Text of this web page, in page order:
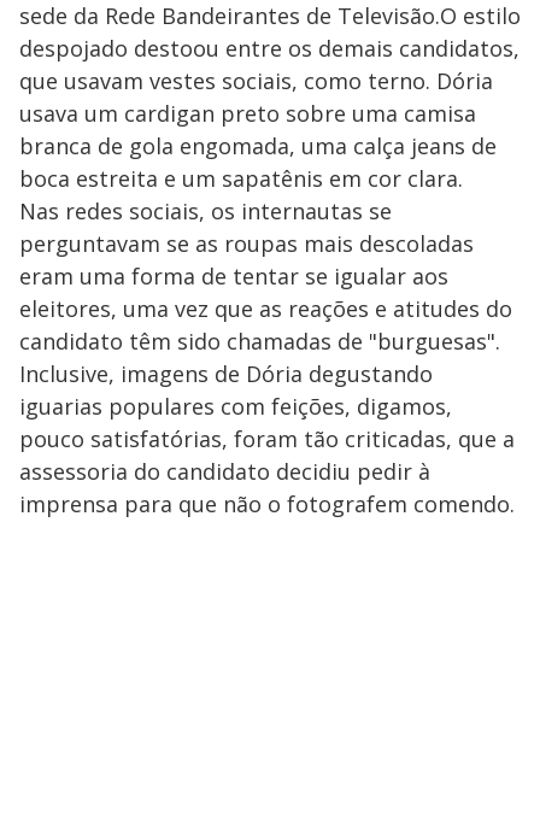
sede da Rede Bandeirantes de Televisão.O estilo
despojado destoou entre os demais candidatos,
que usavam vestes sociais, como terno. Dória
usava um cardigan preto sobre uma camisa
branca de gola engomada, uma calça jeans de
boca estreita e um sapatênis em cor clara.
Nas redes sociais, os internautas se
perguntavam se as roupas mais descoladas
eram uma forma de tentar se igualar aos
eleitores, uma vez que as reações e atitudes do
candidato têm sido chamadas de "burguesas".
Inclusive, imagens de Dória degustando
iguarias populares com feições, digamos,
pouco satisfatórias, foram tão criticadas, que a
assessoria do candidato decidiu pedir à
imprensa para que não o fotografem comendo.